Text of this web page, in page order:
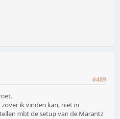
#489
ik vinden kan, niet in
mbt de setup van de Marantz